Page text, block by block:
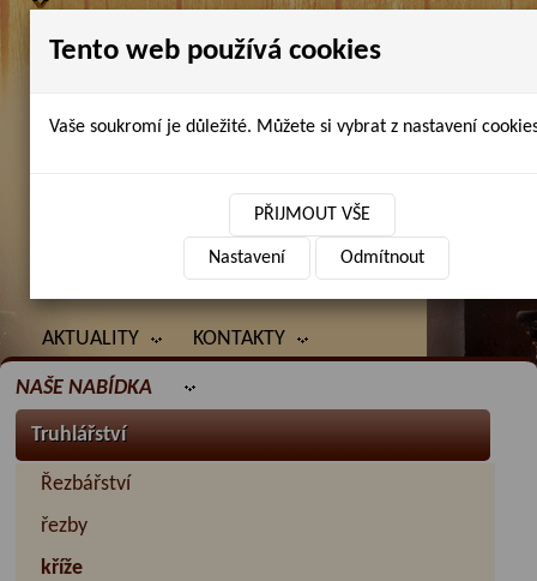
AKTUALITY KONTAKTY
NAŠE NABÍDKA
Truhlářství
Řezbářství
řezby
kříže
Tento web používá cookies
Vaše soukromí je důležité. Můžete si vybrat z nastavení
PŘIJMOUT VŠE
Nastavení Odmítnout